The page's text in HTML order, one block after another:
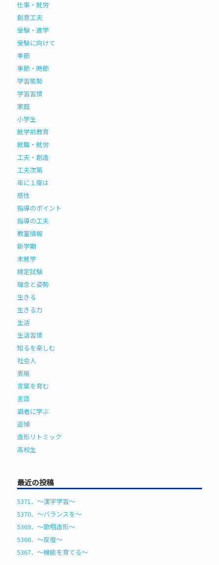
仕事・就労
創意工夫
受験・進学
受験に向けて
季節
季節・時節
学習態勢
学習習慣
家庭
小学生
就学前教育
就職・就労
工夫・創造
工夫次第
年に１度は
感性
指導のポイント
指導の工夫
教室情報
新学期
未就学
検定試験
理念と姿勢
生きる
生きる力
生活
生活習慣
知るを楽しむ
社会人
表現
言葉を育む
言語
識者に学ぶ
追悼
造形リトミック
高校生
最近の投稿
5371．～漢字学習〜
5370．～バランスを〜
5369．～歌唱造形〜
5368．～反復〜
5367．～機能を育てる〜